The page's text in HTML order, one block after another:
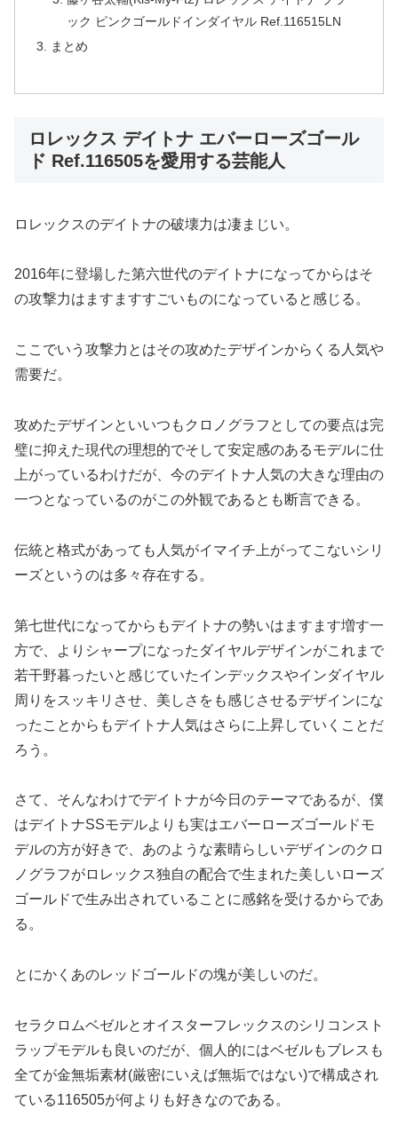
ック ピンクゴールドインダイヤル Ref.116515LN
まとめ
ロレックス デイトナ エバーローズゴール
ド Ref.116505を愛用する芸能人
ロレックスのデイトナの破壊力は凄まじい。
2016年に登場した第六世代のデイトナになってからはそ
の攻撃力はますますすごいものになっていると感じる。
ここでいう攻撃力とはその攻めたデザインからくる人気や
需要だ。
攻めたデザインといいつもクロノグラフとしての要点は完
璧に抑えた現代の理想的でそして安定感のあるモデルに仕
上がっているわけだが、今のデイトナ人気の大きな理由の
一つとなっているのがこの外観であるとも断言できる。
伝統と格式があっても人気がイマイチ上がってこないシリ
ーズというのは多々存在する。
第七世代になってからもデイトナの勢いはますます増す一
方で、よりシャープになったダイヤルデザインがこれまで
若干野暮ったいと感じていたインデックスやインダイヤル
周りをスッキリさせ、美しさをも感じさせるデザインにな
ったことからもデイトナ人気はさらに上昇していくことだ
ろう。
さて、そんなわけでデイトナが今日のテーマであるが、僕
はデイトナSSモデルよりも実はエバーローズゴールドモ
デルの方が好きで、あのような素晴らしいデザインのクロ
ノグラフがロレックス独自の配合で生まれた美しいローズ
ゴールドで生み出されていることに感銘を受けるからであ
る。
とにかくあのレッドゴールドの塊が美しいのだ。
セラクロムベゼルとオイスターフレックスのシリコンスト
ラップモデルも良いのだが、個人的にはベゼルもブレスも
全てが金無垢素材(厳密にいえば無垢ではない)で構成され
ている116505が何よりも好きなのである。